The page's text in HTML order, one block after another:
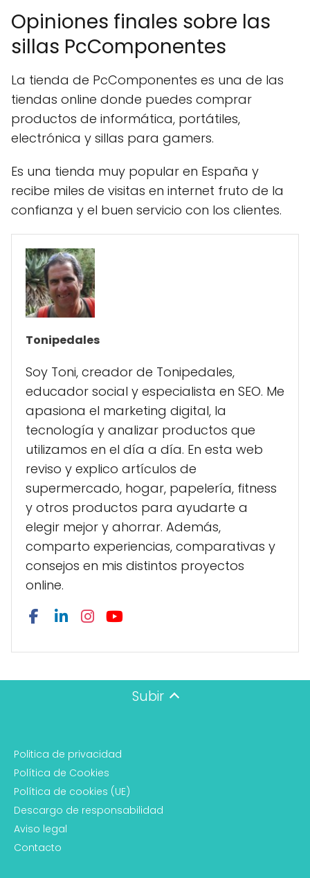
Opiniones finales sobre las
sillas PcComponentes
La tienda de PcComponentes es una de las
tiendas online donde puedes comprar
productos de informática, portátiles,
electrónica y sillas para gamers.
Es una tienda muy popular en España y
recibe miles de visitas en internet fruto de la
confianza y el buen servicio con los clientes.
Tonipedales
Soy Toni, creador de Tonipedales,
educador social y especialista en SEO. Me
apasiona el marketing digital, la
tecnología y analizar productos que
utilizamos en el día a día. En esta web
reviso y explico artículos de
supermercado, hogar, papelería, fitness
y otros productos para ayudarte a
elegir mejor y ahorrar. Además,
comparto experiencias, comparativas y
consejos en mis distintos proyectos
online.
Subir
Politica de privacidad
Política de Cookies
Política de cookies (UE)
Descargo de responsabilidad
Aviso legal
Contacto